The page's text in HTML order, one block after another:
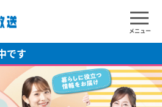
メニュー
です